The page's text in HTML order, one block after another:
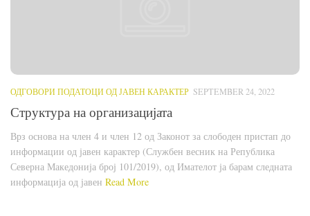
ОДГОВОРИ ПОДАТОЦИ ОД ЈАВЕН КАРАКТЕР SEPTEMBER 24, 2022
Структура на организацијата
Врз основа на член 4 и член 12 од Законот за слободен пристап до
информации од јавен карактер (Службен весник на Република
Северна Македонија број 101/2019), од Имателот ја барам следната
информација од јавен Read More